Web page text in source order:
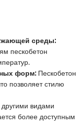
среды:
пескобетон
форм:Пескобетон
позволяет стилю
видами
более доступным